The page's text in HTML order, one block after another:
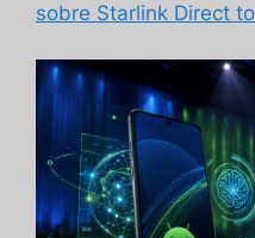
sobre Starlink Direct